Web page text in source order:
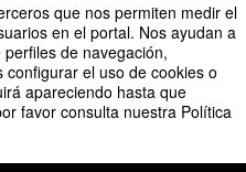
que nos permiten medir el
en el portal. Nos ayudan a
de navegación,
el uso de cookies o
apareciendo hasta que
favor consulta nuestra Política